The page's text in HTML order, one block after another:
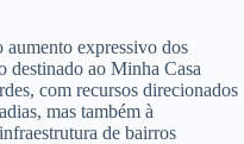
aumento expressivo dos
destinado ao Minha Casa
com recursos direcionados
mas também à
de bairros